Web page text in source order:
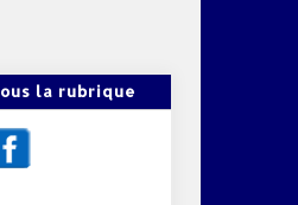
la rubrique